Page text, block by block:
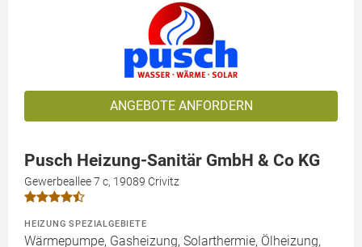
ANGEBOTE ANFORDERN
Pusch Heizung-Sanitär GmbH & Co KG
Gewerbeallee 7 c, 19089 Crivitz
HEIZUNG SPEZIALGEBIETE
Wärmepumpe, Gasheizung, Solarthermie, Ölheizung,